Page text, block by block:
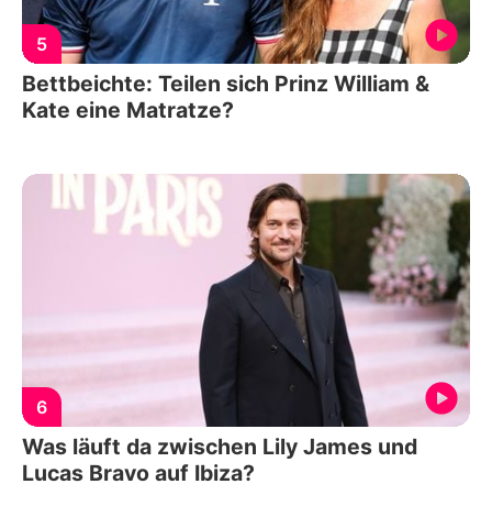
5
Bettbeichte: Teilen sich Prinz William &
Kate eine Matratze?
6
Was läuft da zwischen Lily James und
Lucas Bravo auf Ibiza?